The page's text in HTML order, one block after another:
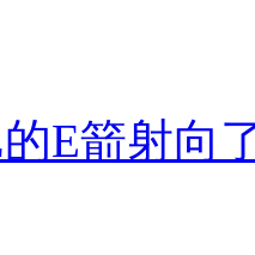
E箭射向